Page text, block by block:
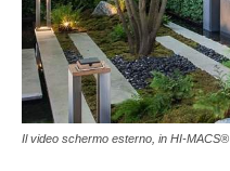
Il video schermo esterno, in HI-MACS®